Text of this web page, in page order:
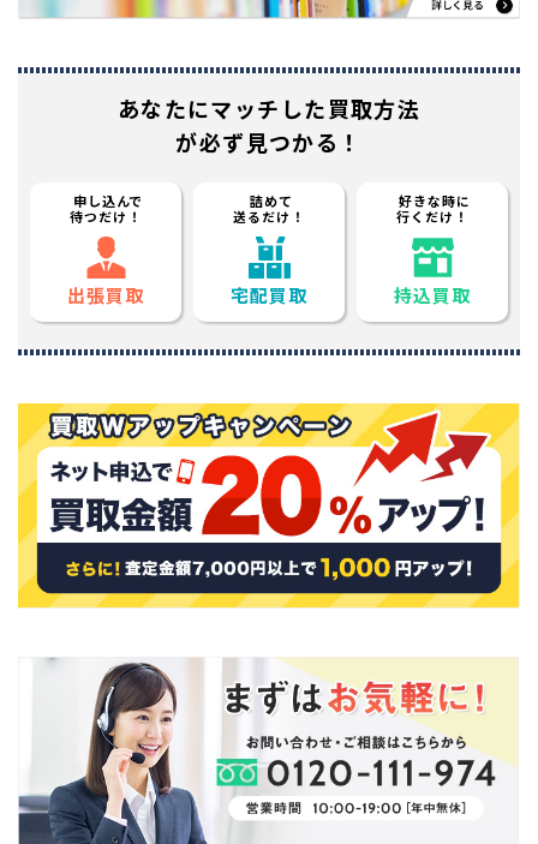
あなたにマッチした買取方法
が必ず見つかる！
申し込んで
待つだけ！
出張買取
詰めて
送るだけ！
宅配買取
好きな時に
行くだけ！
持込買取